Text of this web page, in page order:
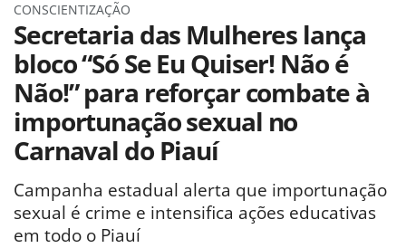
CONSCIENTIZAÇÃO
Secretaria das Mulheres lança
bloco “Só Se Eu Quiser! Não é
Não!” para reforçar combate à
importunação sexual no
Carnaval do Piauí
Campanha estadual alerta que importunação
sexual é crime e intensifica ações educativas
em todo o Piauí